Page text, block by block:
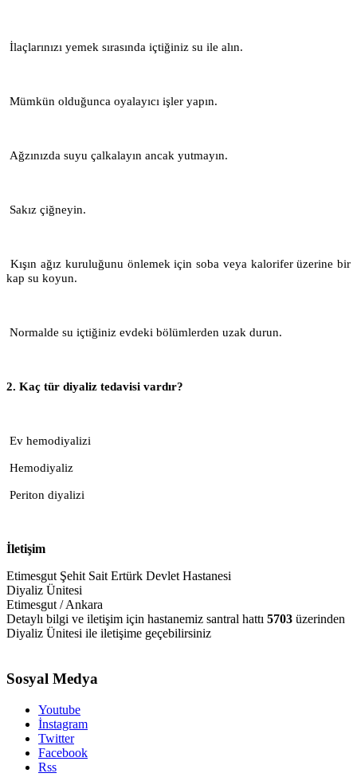
İlaçlarınızı yemek sırasında içtiğiniz su ile alın.
Mümkün olduğunca oyalayıcı işler yapın.
Ağzınızda suyu çalkalayın ancak yutmayın.
Sakız çiğneyin.
Kışın ağız kuruluğunu önlemek için soba veya kalorifer üzerine bir
kap su koyun.
Normalde su içtiğiniz evdeki bölümlerden uzak durun.
2. Kaç tür diyaliz tedavisi vardır?
Ev hemodiyalizi
Hemodiyaliz
Periton diyalizi
İletişim
Etimesgut Şehit Sait Ertürk Devlet Hastanesi
Diyaliz Ünitesi
Etimesgut / Ankara
Detaylı bilgi ve iletişim için hastanemiz santral hattı 5703 üzerinden
Diyaliz Ünitesi ile iletişime geçebilirsiniz
Sosyal Medya
Youtube
İnstagram
Twitter
Facebook
Rss